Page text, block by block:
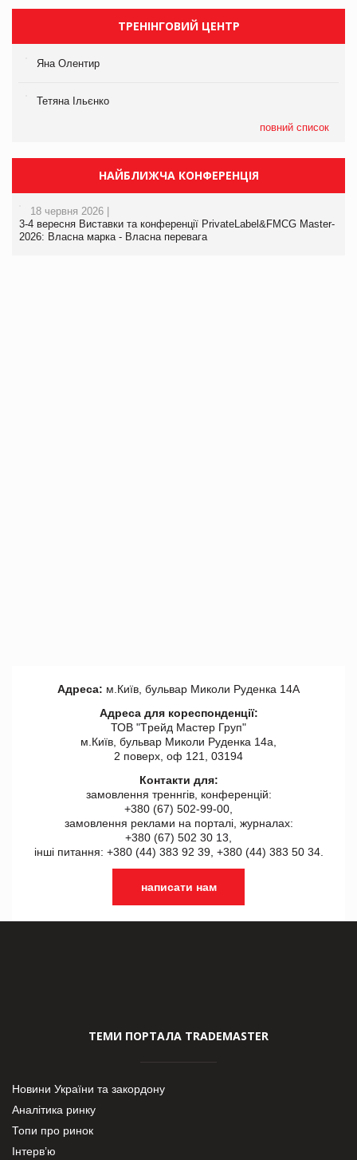
ТРЕНІНГОВИЙ ЦЕНТР
Яна Олентир
Тетяна Ільєнко
повний список
НАЙБЛИЖЧА КОНФЕРЕНЦІЯ
18 червня 2026 |
3-4 вересня Виставки та конференції PrivateLabel&FMCG Master-
2026: Власна марка - Власна перевага
Адреса: м.Київ, бульвар Миколи Руденка 14А
Адреса для кореспонденції:
ТОВ "Tрейд Мастер Груп"
м.Київ, бульвар Миколи Руденка 14а,
2 поверх, оф 121, 03194
Контакти для:
замовлення треннгів, конференцій:
+380 (67) 502-99-00,
замовлення реклами на порталі, журналах:
+380 (67) 502 30 13,
інші питання: +380 (44) 383 92 39, +380 (44) 383 50 34.
написати нам
ТЕМИ ПОРТАЛА TRADEMASTER
Новини України та закордону
Аналітика ринку
Топи про ринок
Інтерв’ю